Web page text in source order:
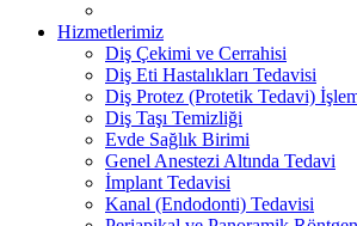
Hizmetlerimiz
Diş Çekimi ve Cerrahisi
Diş Eti Hastalıkları Tedavisi
Diş Protez (Protetik Tedavi)
Diş Taşı Temizliği
Evde Sağlık Birimi
Genel Anestezi Altında Tedavi
İmplant Tedavisi
Kanal (Endodonti) Tedavisi